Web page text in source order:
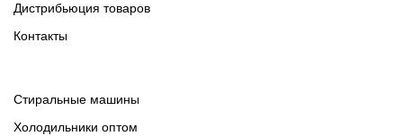
Дистрибьюция товаров
Контакты
Cтиральные машины
Холодильники оптом